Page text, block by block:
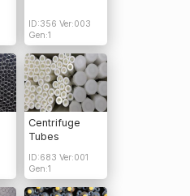
ID:356 Ver:003
Gen:1
Centrifuge
Tubes
ID:683 Ver:001
Gen:1